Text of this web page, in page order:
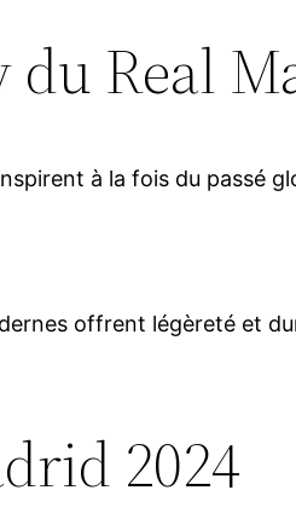
du Real
à la fois du passé
offrent légèreté et
2024